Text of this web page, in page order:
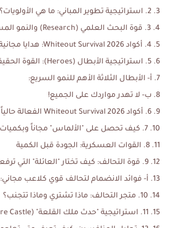
2. استراتيجية تطوير المباني: ما هي الأولويات؟
3. قوة البحث العلمي (Research) والنمو المستدام
4. أكواد Whiteout Survival 2026: هدايا مجانية لا تفوتها
5. استراتيجية الأبطال (Heroes): القوة الحقيقية في التفاصيل
أ- الأبطال الثلاثة الأهم للنمو السريع:
ب- لا تهدر مواردك على الجميع!
6. أكواد Whiteout Survival 2026 الفعالة حالياً
7. كيف تحصل على "الألماس" مجاناً وبكميات كبيرة؟
8. القوات العسكرية: الجودة قبل الكمية
9. قوة التحالف: كيف تختار "العائلة" التي ترفعك للقمة؟
أ- فوائد الانضمام لتحالف قوي كلاعب مجاني:
10. متجر التحالف: ماذا تشتري وماذا تتجنب؟
11. استراتيجية "حدث ملك القلعة" (Sunfire Castle)